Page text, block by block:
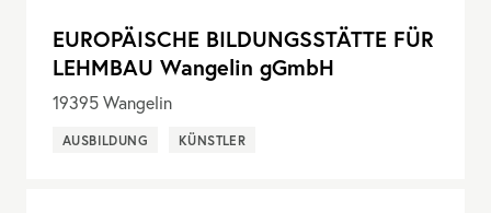
EUROPÄISCHE BILDUNGSSTÄTTE FÜR
LEHMBAU Wangelin gGmbH
19395 Wangelin
AUSBILDUNG KÜNSTLER